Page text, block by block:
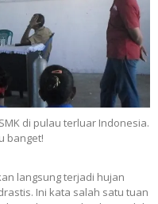
di pulau terluar Indonesia.
banget!
langsung terjadi hujan
Ini kata salah satu tuan